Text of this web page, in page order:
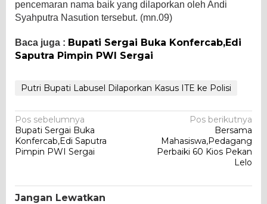
pencemaran nama baik yang dilaporkan oleh Andi
Syahputra Nasution tersebut. (mn.09)
Baca juga : Bupati Sergai Buka Konfercab,Edi
Saputra Pimpin PWI Sergai
Putri Bupati Labusel Dilaporkan Kasus ITE ke Polisi
Navigasi
pos
Pos sebelumnya
Bupati Sergai Buka
Konfercab,Edi Saputra
Pimpin PWI Sergai
Pos berikutnya
Bersama
Mahasiswa,Pedagang
Perbaiki 60 Kios Pekan
Lelo
Jangan Lewatkan